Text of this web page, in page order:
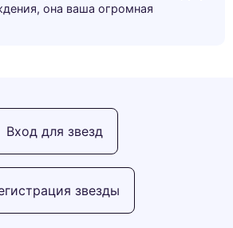
она ваша огромная
звезды
Вход для звезд